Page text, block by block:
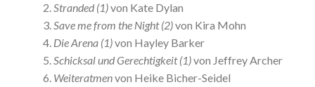
Stranded (1)von Kate Dylan
Save me from the Night (2)von Kira Mohn
Die Arena (1)von Hayley Barker
Schicksal und Gerechtigkeit (1)von Jeffrey Archer
Weiteratmenvon Heike Bicher-Seidel